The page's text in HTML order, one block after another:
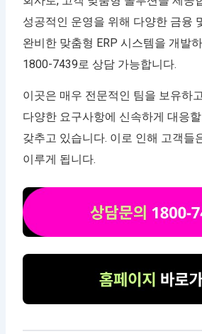
성공적인 운영을 위해 다양한 금융
완비한 맞춤형 ERP 시스템을 개발
1800-7439로 상담 가능합니다.
이곳은 매우 전문적인 팀을 보유하
다양한 요구사항에 신속하게 대응
갖추고 있습니다. 이로 인해 고객들
이루게 됩니다.